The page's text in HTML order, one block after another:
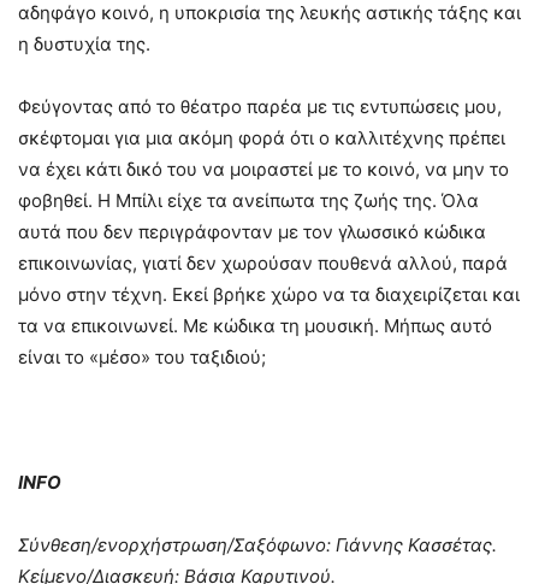
αδηφάγο κοινό, η υποκρισία της λευκής αστικής τάξης και
η δυστυχία της.
Φεύγοντας από το θέατρο παρέα με τις εντυπώσεις μου,
σκέφτομαι για μια ακόμη φορά ότι ο καλλιτέχνης πρέπει
να έχει κάτι δικό του να μοιραστεί με το κοινό, να μην το
φοβηθεί. Η Μπίλι είχε τα ανείπωτα της ζωής της. Όλα
αυτά που δεν περιγράφονταν με τον γλωσσικό κώδικα
επικοινωνίας, γιατί δεν χωρούσαν πουθενά αλλού, παρά
μόνο στην τέχνη. Εκεί βρήκε χώρο να τα διαχειρίζεται και
τα να επικοινωνεί. Με κώδικα τη μουσική. Μήπως αυτό
είναι το «μέσο» του ταξιδιού;
INFO
Σύνθεση/ενορχήστρωση/Σαξόφωνο: Γιάννης Κασσέτας.
Κείμενο/Διασκευή: Βάσια Καρυτινού.